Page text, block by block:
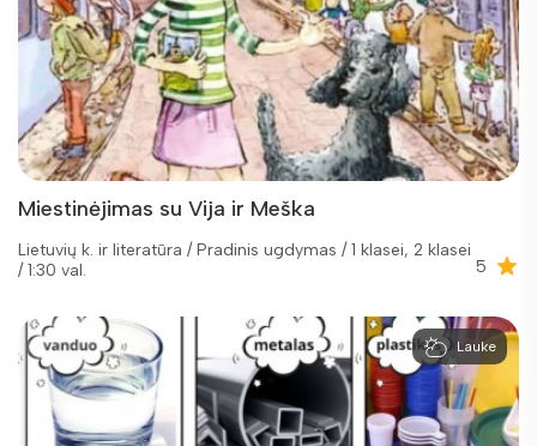
Miestinėjimas su Vija ir Meška
Lietuvių k. ir literatūra / Pradinis ugdymas / 1 klasei, 2 klasei
/ 1:30 val.
5
Lauke